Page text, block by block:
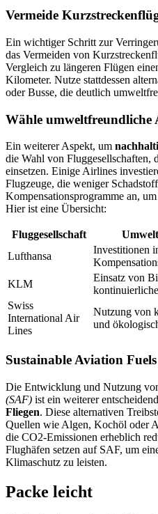
Vermeide
Ein wichtiger Schritt zur
das Vermeiden von
Vergleich zu längeren Flügen
Kilometer. Nutze stattdessen
oder Busse, die deutlich
Wähle umweltfreundliche
Ein weiterer Aspekt, um
die Wahl von
einsetzen. Einige Airlines
Flugzeuge, die weniger
Kompensationsprogramme an,
Hier ist eine Übersicht:
Fluggesellschaft
Lufthansa
Investitionen
KLM
Einsatz von
Swiss
International Air
Lines
Nutzung von
und
Sustainable Aviation
Die Entwicklung und Nutzung
(SAF) ist ein weiterer
Fliegen. Diese alternativen
Quellen wie Algen, Kochöl oder
die CO2-Emissionen erheblich
Flughäfen setzen auf SAF, um
Klimaschutz zu leisten.
Packe leicht